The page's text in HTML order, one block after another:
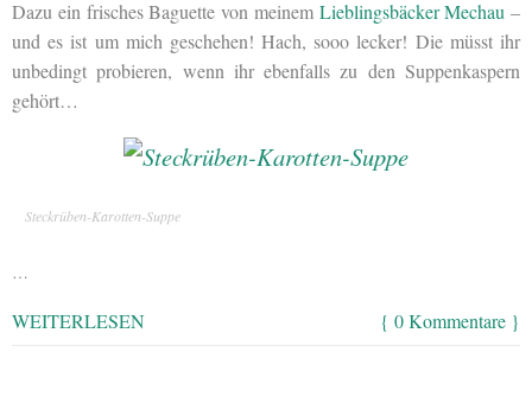
Dazu ein frisches Baguette von meinem Lieblingsbäcker Mechau –
und es ist um mich geschehen! Hach, sooo lecker! Die müsst ihr
unbedingt probieren, wenn ihr ebenfalls zu den Suppenkaspern
gehört…
Steckrüben-Karotten-Suppe
…
WEITERLESEN { 0 Kommentare }